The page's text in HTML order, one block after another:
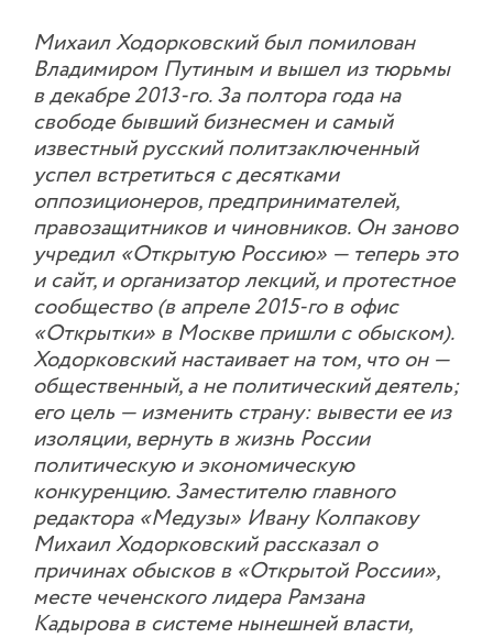
Михаил Ходорковский был помилован
Владимиром Путиным и вышел из тюрьмы
в декабре 2013-го. За полтора года на
свободе бывший бизнесмен и самый
известный русский политзаключенный
успел встретиться с десятками
оппозиционеров, предпринимателей,
правозащитников и чиновников. Он заново
учредил «Открытую Россию» — теперь это
и сайт, и организатор лекций, и протестное
сообщество (в апреле 2015-го в офис
«Открытки» в Москве пришли с обыском).
Ходорковский настаивает на том, что он —
общественный, а не политический деятель;
его цель — изменить страну: вывести ее из
изоляции, вернуть в жизнь России
политическую и экономическую
конкуренцию. Заместителю главного
редактора «Медузы» Ивану Колпакову
Михаил Ходорковский рассказал о
причинах обысков в «Открытой России»,
месте чеченского лидера Рамзана
Кадырова в системе нынешней власти,